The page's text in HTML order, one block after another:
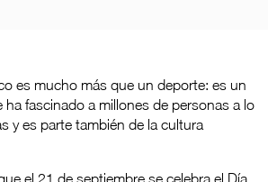
es mucho más que un deporte: es un
fascinado a millones de personas a lo
y es parte también de la cultura
el 21 de septiembre se celebra el Día